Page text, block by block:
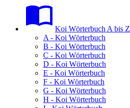
Koi Wörterbuch A bis Z
A - Koi Wörterbuch
B - Koi Wörterbuch
C - Koi Wörterbuch
D - Koi Wörterbuch
E - Koi Wörterbuch
F - Koi Wörterbuch
G - Koi Wörterbuch
H - Koi Wörterbuch